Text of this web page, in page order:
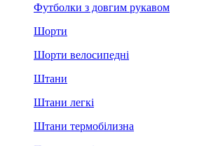
Футболки з довгим рукавом
Шорти
Шорти велосипедні
Штани
Штани легкі
Штани термобілизна